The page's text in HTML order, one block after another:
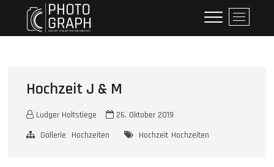
content
Holtstiege Fotodesign
WILLKOMMEN AUF MEINER SEITE
M
e
Hochzeit J & M
Ludger Holtstiege
26. Oktober 2019
Gallerie
Hochzeiten Hochzeit Hochzeiten